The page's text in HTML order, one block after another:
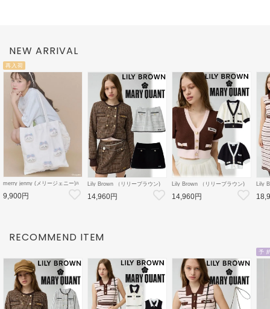
NEW ARRIVAL
再入荷
merry jenny (メリージェニー)ﾊ
【2826419012】トートバッグ
【ちいかわコラボ】
9,900円
Lily Brown （リリーブラウン)
【LB×MARY QUANT】ミニス
カート 26秋冬
【LWFS264101】フレアスカー
14,960円
Lily Brown （リリーブラウン)
【LB×MARY QUANT】ニット
カーディガン 26秋冬
【LWND264109】カーディガン
14,960円
Lily
ット
【
RECOMMEND ITEM
予